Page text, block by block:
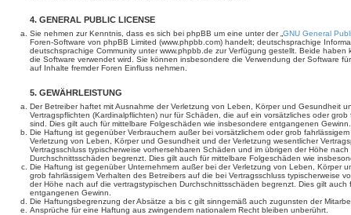
4. GENERAL PUBLIC LICENSE
Sie nehmen zur Kenntnis, dass es sich bei phpBB um eine unter der „ GNU General
Foren-Software von phpBB Limited (www.phpbb.com) handelt; deutschsprachige
deutschsprachige Community unter www.phpbb.de zur Verfügung gestellt. Beide haben
die Software verwendet wird. Sie können insbesondere die Verwendung der Software
auf Inhalte fremder Foren Einfluss nehmen.
5. GEWÄHRLEISTUNG
Der Betreiber haftet mit Ausnahme der Verletzung von Leben, Körper und Gesundheit
Vertragspflichten (Kardinalpflichten) nur für Schäden, die auf ein vorsätzliches oder
sind. Dies gilt auch für mittelbare Folgeschäden wie insbesondere entgangenen Gewinn.
Die Haftung ist gegenüber Verbrauchern außer bei vorsätzlichem oder grob
Verletzung von Leben, Körper und Gesundheit und der Verletzung wesentlicher
Vertragsschluss typischerweise vorhersehbaren Schäden und im übrigen der Höhe
Durchschnittsschäden begrenzt. Dies gilt auch für mittelbare Folgeschäden wie
Die Haftung ist gegenüber Unternehmern außer bei der Verletzung von Leben, Körper
grob fahrlässigem Verhalten des Betreibers auf die bei Vertragsschluss typischerweise
der Höhe nach auf die vertragstypischen Durchschnittsschäden begrenzt. Dies gilt
entgangenen Gewinn.
Die Haftungsbegrenzung der Absätze a bis c gilt sinngemäß auch zugunsten der
Ansprüche für eine Haftung aus zwingendem nationalem Recht bleiben unberührt.